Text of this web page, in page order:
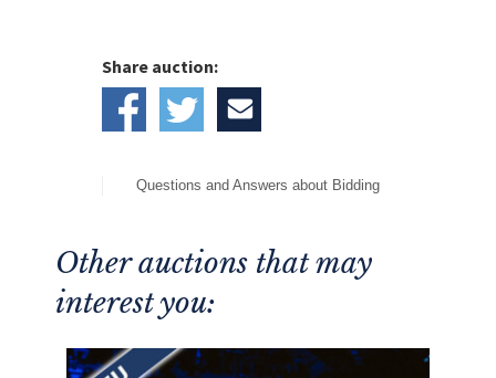
Share auction:
Questions and Answers about Bidding
Other auctions that may
interest you: